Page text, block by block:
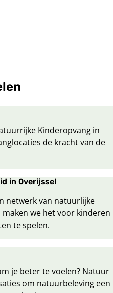
Kinderopvang in
de kracht van de
in Overijssel
netwerk van natuurlijke
we het voor kinderen
te spelen.
je beter te voelen? Natuur
om natuurbeleving een